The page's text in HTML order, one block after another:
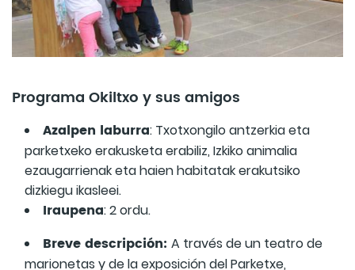
Programa Okiltxo y sus amigos
Azalpen laburra: Txotxongilo antzerkia eta
parketxeko erakusketa erabiliz, Izkiko animalia
ezaugarrienak eta haien habitatak erakutsiko
dizkiegu ikasleei.
Iraupena: 2 ordu.
Breve descripción: A través de un teatro de
marionetas y de la exposición del Parketxe,